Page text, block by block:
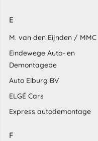
E
M. van den Eijnden / MMC
Eindewege Auto- en
Demontagebe
Auto Elburg BV
ELGÉ Cars
Express autodemontage
F